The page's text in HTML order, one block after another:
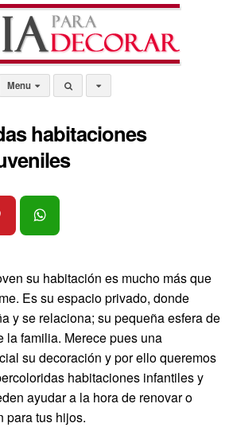
Menu
habitaciones
su habitación es mucho más que
Es su espacio privado, donde
y se relaciona; su pequeña esfera de
la familia. Merece pues una
su decoración y por ello queremos
habitaciones infantiles y
ayudar a la hora de renovar o
para tus hijos.